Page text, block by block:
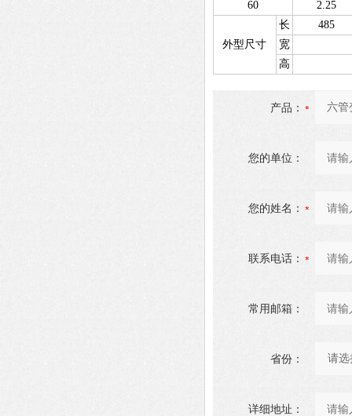
60 2.25
外型尺寸
长
485
宽
高
产品：
您的单位：
您的姓名：
联系电话：
常用邮箱：
省份：
详细地址：